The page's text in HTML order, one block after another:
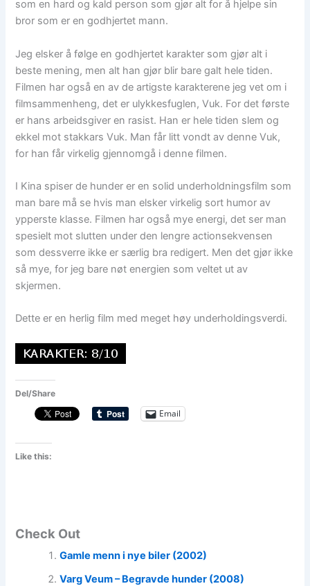
som en hard og kald person som gjør alt for å hjelpe sin
bror som er en godhjertet mann.
Jeg elsker å følge en godhjertet karakter som gjør alt i
beste mening, men alt han gjør blir bare galt hele tiden.
Filmen har også en av de artigste karakterene jeg vet om i
filmsammenheng, det er ulykkesfuglen, Vuk. For det første
er hans arbeidsgiver en rasist. Han er hele tiden slem og
ekkel mot stakkars Vuk. Man får litt vondt av denne Vuk,
for han får virkelig gjennomgå i denne filmen.
I Kina spiser de hunder er en solid underholdningsfilm som
man bare må se hvis man elsker virkelig sort humor av
ypperste klasse. Filmen har også mye energi, det ser man
spesielt mot slutten under den lengre actionsekvensen
som dessverre ikke er særlig bra redigert. Men det gjør ikke
så mye, for jeg bare nøt energien som veltet ut av
skjermen.
Dette er en herlig film med meget høy underholdingsverdi.
Del/Share
Email
Like this:
Check Out
Gamle menn i nye biler (2002)
Varg Veum – Begravde hunder (2008)